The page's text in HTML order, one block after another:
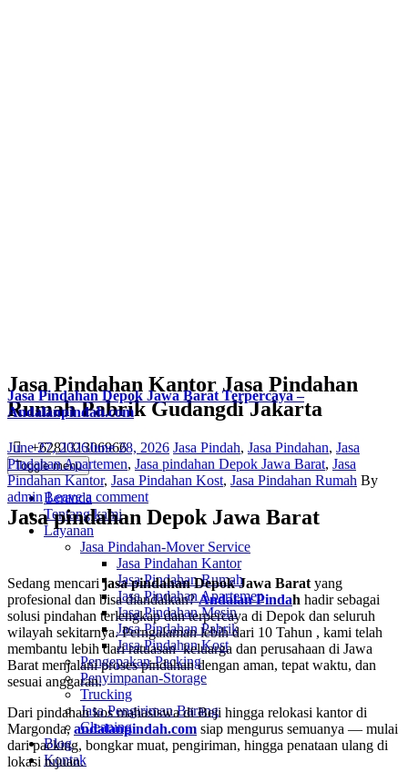
Jasa Pindahan Kantor Jasa Pindahan
Rumah Pabrik Gudangdi Jakarta
+628131306966
Toggle menu
Beranda
Tentang kami
Layanan
Jasa Pindahan-Mover Service
Jasa Pindahan Kantor
Jasa Pindahan Rumah
Jasa Pindahan Apartemen
Jasa Pindahan Mesin
Jasa Pindahan Pabrik
Jasa Pindahan Kost
Pengepakan-Packing
Penyimpanan-Storage
Trucking
Jasa Pengiriman Barang
Cleaning
Blog
Kontak
Jasa Pindahan Depok Jawa Barat Terpercaya –
Andalanpindah.com
Posted
on
June 27, 2026June 28, 2026 Categories
Jasa Pindah, Jasa Pindahan, Jasa
Pindahan Apartemen, Jasa pindahan Depok Jawa Barat, Jasa
Pindahan Kantor, Jasa Pindahan Kost, Jasa Pindahan Rumah Author
By
admin Leave a comment
Jasa pindahan Depok Jawa Barat
Sedang mencarijasa pindahan Depok Jawa Baratyang
profesional dan bisa diandalkan?Andalan Pindah hadir sebagai
solusi pindahan terlengkap dan terpercaya di Depok dan seluruh
wilayah sekitarnya. Perngalaman lebih dari 10 Tahun , kami telah
membantu lebih dari ratuasan keluarga dan perusahaan di Jawa
Barat menjalani proses pindahan dengan aman, tepat waktu, dan
sesuai anggaran.
Dari pindahan kos mahasiswa di Beji hingga relokasi kantor di
Margonda,andalanpindah.com siap mengurus semuanya — mulai
dari packing, bongkar muat, pengiriman, hingga penataan ulang di
lokasi tujuan.